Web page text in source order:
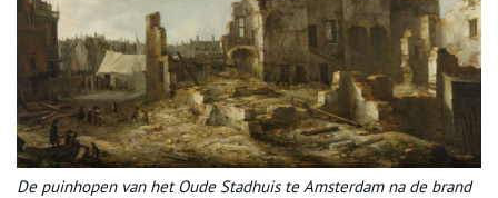
De puinhopen van het Oude Stadhuis te Amsterdam na de brand